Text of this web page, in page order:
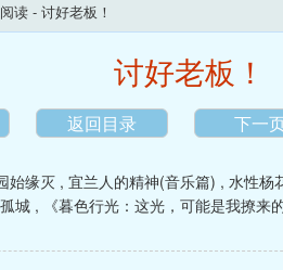
读 - 讨好老板！
讨好老板！
返回目录 下一
始缘灭 , 宜兰人的精神(音乐篇) , 水性杨
孤城 ,
《暮色行光：这光，可能是我撩